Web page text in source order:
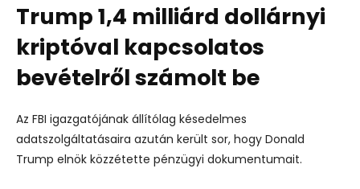
Trump 1,4 milliárd dollárnyi
kriptóval kapcsolatos
bevételről számolt be
Az FBI igazgatójának állítólag késedelmes
adatszolgáltatásaira azután került sor, hogy Donald
Trump elnök közzétette pénzügyi dokumentumait.